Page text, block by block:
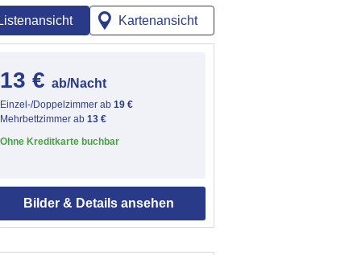
Listenansicht Kartenansicht
13 € ab/Nacht
Einzel-/Doppelzimmer ab 19 €
Mehrbettzimmer ab 13 €
Ohne Kreditkarte buchbar
Bilder & Details ansehen